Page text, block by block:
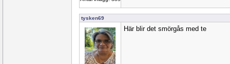
tysken69
Här blir det smörgås med te